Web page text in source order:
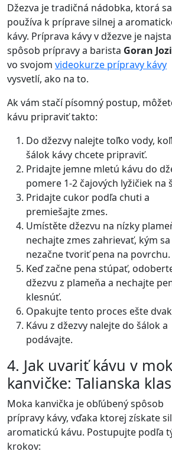
Džezva je tradičná nádobka, ktorá sa
používa k príprave silnej a
kávy. Príprava kávy v džezve je
spôsob prípravy a barista Goran
vo svojom videokurze prípravy kávy
vysvetlí, ako na to.
Ak vám stačí písomný postup,
kávu pripraviť takto:
Do džezvy nalejte toľko vody,
šálok kávy chcete pripraviť.
Pridajte jemne mletú kávu do
pomere 1-2 čajových lyžičiek na
Pridajte cukor podľa chuti a
premiešajte zmes.
Umístěte džezvu na nízky
nechajte zmes zahrievať, kým sa
nezačne tvoriť pena na povrchu.
Keď začne pena stúpať,
džezvu z plameňa a nechajte
klesnúť.
Opakujte tento proces ešte
Kávu z džezvy nalejte do šálok a
podávajte.
4. Jak uvariť kávu v
kanvičke: Talianska
Moka kanvička je obľúbený spôsob
prípravy kávy, vďaka ktorej získate
aromatickú kávu. Postupujte podľa
krokov: